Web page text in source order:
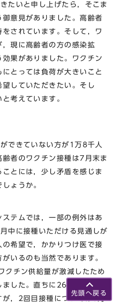
たいと申し上げたら，そこま
意見がありました。高齢者
されています。そして，ワ
現に高齢者の方の感染拡
果がありました。ワクチン
とっては負荷が大きいこと
していただきたい。そし
考えています。
できていない方が1万8千人
者のワクチン接種は7月末ま
とには，少し矛盾を感じま
ょうか。
テムでは，一部の例外はあ
中に接種いただける見通しが
希望で，かかりつけ医で接
いるのも当然であります。
クチン供給量が激減したため
した。直ちに26日から接種
が，2回目接種については8月
先頭へ戻る